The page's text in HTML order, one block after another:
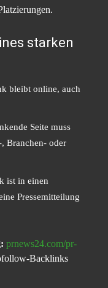
starken
bleibt online, auch
Seite muss
Branchen- oder
ist in einen
Pressemitteilung
prnews24.com/pr-
Backlinks